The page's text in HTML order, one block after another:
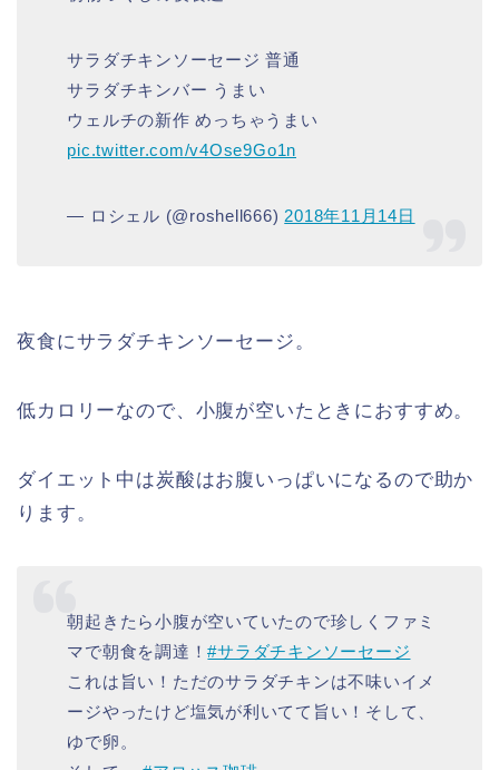
サラダチキンソーセージ 普通
サラダチキンバー うまい
ウェルチの新作 めっちゃうまい
pic.twitter.com/v4Ose9Go1n
— ロシェル (@roshell666) 2018年11月14日
夜食にサラダチキンソーセージ。
低カロリーなので、小腹が空いたときにおすすめ。
ダイエット中は炭酸はお腹いっぱいになるので助か
ります。
朝起きたら小腹が空いていたので珍しくファミ
マで朝食を調達！#サラダチキンソーセージ
これは旨い！ただのサラダチキンは不味いイメ
ージやったけど塩気が利いてて旨い！そして、
ゆで卵。